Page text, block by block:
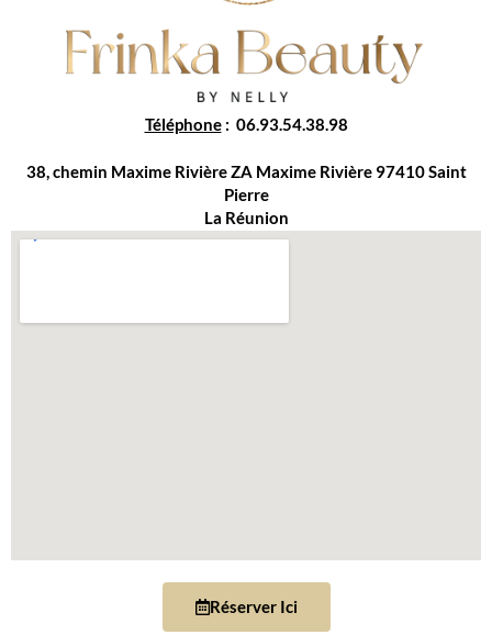
Téléphone: 06.93.54.38.98
38, chemin Maxime Rivière ZA Maxime Rivière 97410 Saint
Pierre
La Réunion
Réserver Ici